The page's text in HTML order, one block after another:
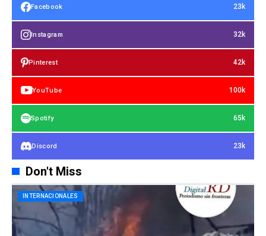
Facebook 23k
Instagram 32k
Pinterest 42k
YouTube 100k
Spotify 65k
Discord 23k
Don't Miss
INTERNACIONALES